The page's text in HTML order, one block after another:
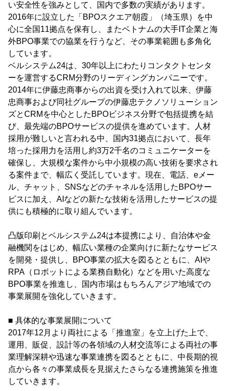
い安全性を強みとして、国内で多数の実績があります。
2016年に設立した「BPOスクエア朝霞」（埼玉県）を中
心に全国11拠点を保有し、またベトナムの大手IT企業と海
外BPO事業での協業を行うなど、その事業範囲も多角化
しています。
ベルシステム24は、30年以上にわたりコンタクトセンタ
ーを運営するCRM分野のリーディングカンパニーです。
2014年に伊藤忠商事からの出資を受け入れて以来、伊藤
忠商事および同社グループの伊藤忠テクノソリューション
ズとCRMを中心としたBPOビジネス分野で包括提携を結
び、最先端のBPOサービスの提供を進めています。人材
採用が難しいと言われる中、国内31拠点において、長年
培った採用力を活用し約3万2千名のコミュニケーターを
確保し、大規模な案件から中小規模の高い技術を要求され
る案件まで、幅広く受託しています。現在、電話、eメー
ル、チャット、SNSなどのチャネルを活用したBPOサー
ビスに加え、AIなどの新たな技術を活用したサービスの提
供にも積極的に取り組んでいます。
凸版印刷とベルシステム24は本提携により、自治体や金
融機関をはじめ、幅広い業種の企業向けに新たなサービス
を開発・提供し、BPO事業の拡大を図るとともに、AIや
RPA（ロボットによる業務自動化）などを用いた高度な
BPO事業を推進し、国内市場はもちろんアジア地域での
事業展開を強化していきます。
■ 具体的な事業展開について
2017年12月より両社による「推進室」を立上げた上で、
運用、販促、設計等の各領域の人材交流等による両社の事
業理解深耕や迅速な事業連携を図るとともに、中長期的視
点から各々の事業成長を見据えたさらなる連携施策を推進
していきます。